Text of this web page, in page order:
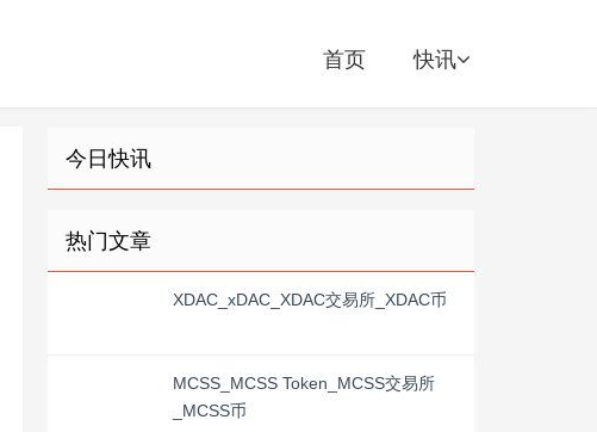
首页 快讯
今日快讯
热门文章
XDAC_xDAC_XDAC交易所_XDAC币
MCSS_MCSS Token_MCSS交易所
_MCSS币